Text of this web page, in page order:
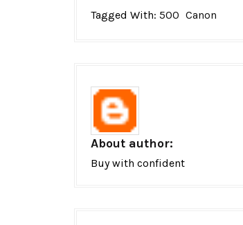
Tagged With: 500 Canon
About author:
Buy with confident